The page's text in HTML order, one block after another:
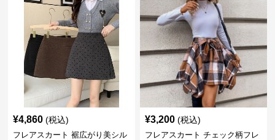
¥4,860 (税込)
フレアスカート 裾広がり美シル
¥3,200 (税込)
フレアスカート チェック柄フレ